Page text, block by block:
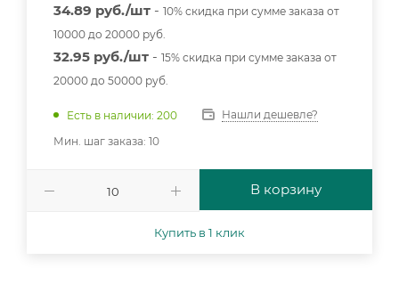
34.89 руб./шт - 10% скидка при сумме заказа от
10000 до 20000 руб.
32.95 руб./шт - 15% скидка при сумме заказа от
20000 до 50000 руб.
Есть в наличии: 200
Нашли дешевле?
Мин. шаг заказа: 10
В корзину
Купить в 1 клик